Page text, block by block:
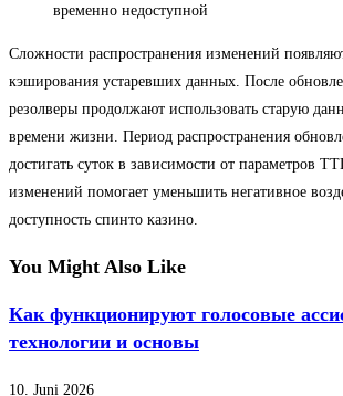
временно недоступной
Сложности распространения изменений
кэширования устаревших данных. После
резолверы продолжают использовать старую
времени жизни. Период распространения
достигать суток в зависимости от параметров
изменений помогает уменьшить негативное
доступность спинто казино.
You Might Also Like
Как функционируют голосовые
технологии и основы
10. Juni 2026